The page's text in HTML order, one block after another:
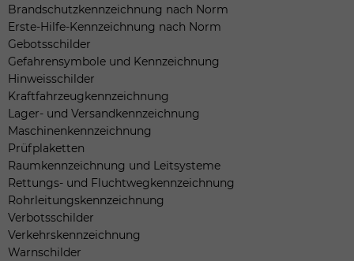
Brandschutzkennzeichnung nach Norm
Erste-Hilfe-Kennzeichnung nach Norm
Gebotsschilder
Gefahrensymbole und Kennzeichnung
Hinweisschilder
Kraftfahrzeugkennzeichnung
Lager- und Versandkennzeichnung
Maschinenkennzeichnung
Prüfplaketten
Raumkennzeichnung und Leitsysteme
Rettungs- und Fluchtwegkennzeichnung
Rohrleitungskennzeichnung
Verbotsschilder
Verkehrskennzeichnung
Warnschilder